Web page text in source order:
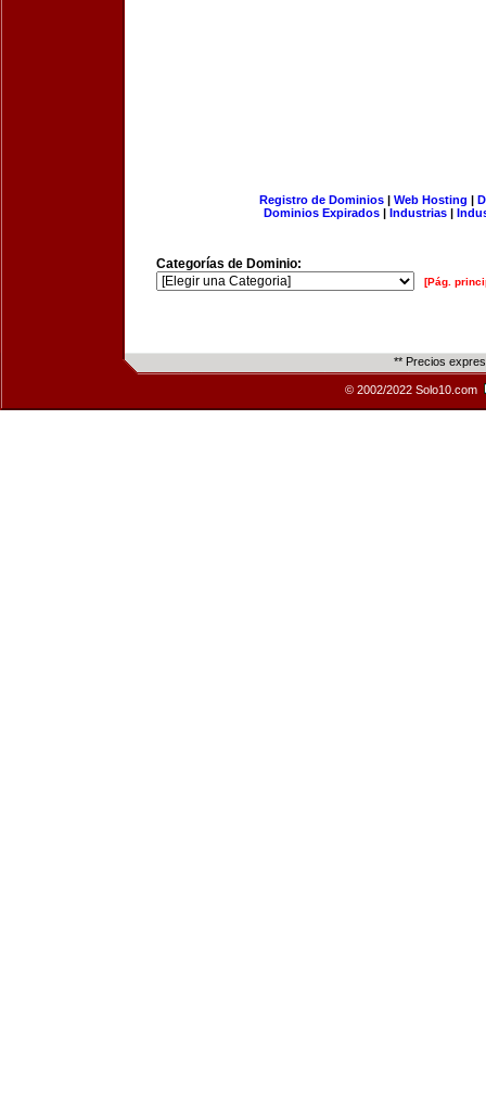
Registro de Dominios| Web Hosting |
Dominios Expirados | Industrias |
Categorías de Dominio:
[Pág.
** Precios
© 2002/2022 Solo10.com